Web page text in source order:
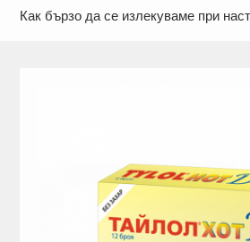
Как бързо да се излекуваме при